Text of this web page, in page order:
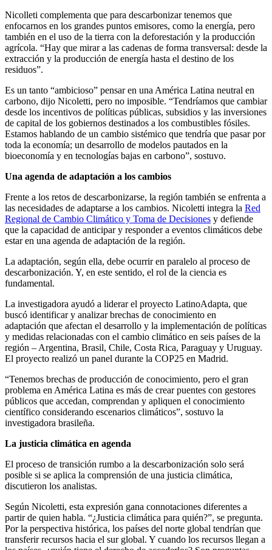
Nicolleti complementa que para descarbonizar tenemos que
enfocarnos en los grandes puntos emisores, como la energía, pero
también en el uso de la tierra con la deforestación y la producción
agrícola. “Hay que mirar a las cadenas de forma transversal: desde la
extracción y la producción de energía hasta el destino de los
residuos”.
Es un tanto “ambicioso” pensar en una América Latina neutral en
carbono, dijo Nicoletti, pero no imposible. “Tendríamos que cambiar
desde los incentivos de políticas públicas, subsidios y las inversiones
de capital de los gobiernos destinados a los combustibles fósiles.
Estamos hablando de un cambio sistémico que tendría que pasar por
toda la economía; un desarrollo de modelos pautados en la
bioeconomía y en tecnologías bajas en carbono”, sostuvo.
Una agenda de adaptación a los cambios
Frente a los retos de descarbonizarse, la región también se enfrenta a
las necesidades de adaptarse a los cambios. Nicoletti integra la Red
Regional de Cambio Climático y Toma de Decisiones y defiende
que la capacidad de anticipar y responder a eventos climáticos debe
estar en una agenda de adaptación de la región.
La adaptación, según ella, debe ocurrir en paralelo al proceso de
descarbonización. Y, en este sentido, el rol de la ciencia es
fundamental.
La investigadora ayudó a liderar el proyecto LatinoAdapta, que
buscó identificar y analizar brechas de conocimiento en
adaptación que afectan el desarrollo y la implementación de políticas
y medidas relacionadas con el cambio climático en seis países de la
región – Argentina, Brasil, Chile, Costa Rica, Paraguay y Uruguay.
El proyecto realizó un panel durante la COP25 en Madrid.
“Tenemos brechas de producción de conocimiento, pero el gran
problema en América Latina es más de crear puentes con gestores
públicos que accedan, comprendan y apliquen el conocimiento
científico considerando escenarios climáticos”, sostuvo la
investigadora brasileña.
La justicia climática en agenda
El proceso de transición rumbo a la descarbonización solo será
posible si se aplica la comprensión de una justicia climática,
discutieron los analistas.
Según Nicoletti, esta expresión gana connotaciones diferentes a
partir de quien habla. “¿Justicia climática para quién?”, se pregunta.
Por la perspectiva histórica, los países del norte global tendrían que
transferir recursos hacia el sur global. Y cuando los recursos llegan a